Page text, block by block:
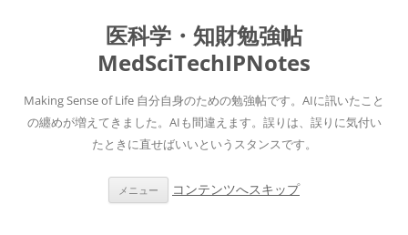
医科学・知財勉強帖
MedSciTechIPNotes
Making Sense of Life 自分自身のための勉強帖です。AIに訊いたこと
の纏めが増えてきました。AIも間違えます。誤りは、誤りに気付い
たときに直せばいいというスタンスです。
メニュー コンテンツへスキップ